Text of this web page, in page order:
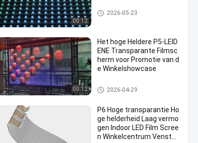
00:12
LED -maasscherm
2026-05-23
00:12
Het hoge Heldere P5-LEID
ENE Transparante Filmsc
herm voor Promotie van d
e Winkelshowcase
LED transparant filmscherm
2026-04-29
P6 Hoge transparantie Ho
ge helderheid Laag vermo
gen Indoor LED Film Scree
n Winkelcentrum Venster